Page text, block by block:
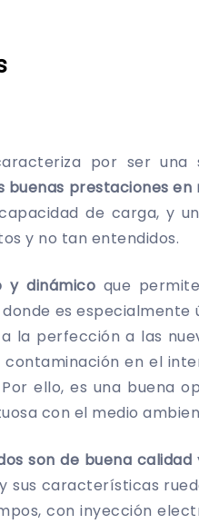
por ser
buenas prestaciones en
de carga, y
y no tan entendidos.
y dinámico que
es especialmente
la perfección a las
en el
ello, es una buena
con el medio
son de buena calidad
sus características
con inyección